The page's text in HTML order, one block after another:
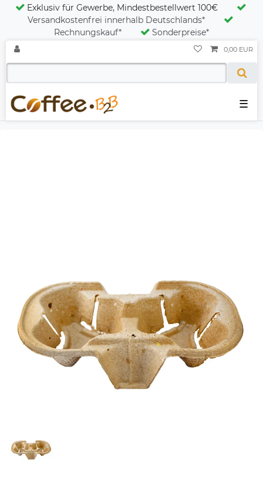
Exklusiv für Gewerbe, Mindestbestellwert 100€
Versandkostenfrei innerhalb Deutschlands*
Rechnungskauf*
Sonderpreise*
☰
0,00 EUR